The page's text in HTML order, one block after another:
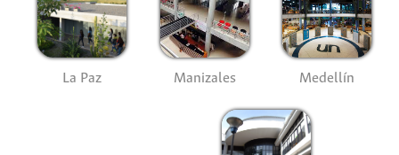
La Paz Manizales Medellín